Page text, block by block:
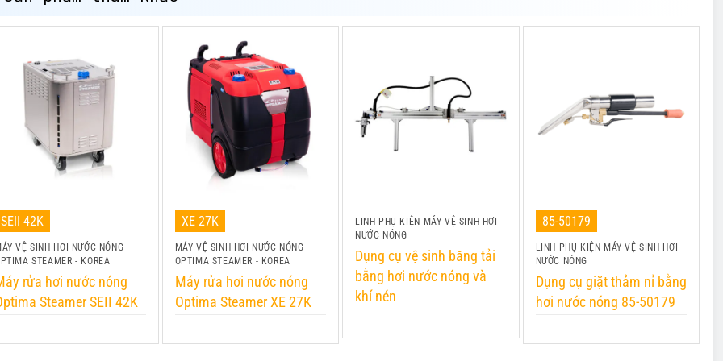
SEII 42K
VỆ SINH HƠI NƯỚC NÓNG
STEAMER - KOREA
rửa hơi nước nóng
Steamer SEII 42K
XE 27K
MÁY VỆ SINH HƠI NƯỚC NÓNG
OPTIMA STEAMER - KOREA
Máy rửa hơi nước nóng
Optima Steamer XE 27K
LINH PHỤ KIỆN MÁY VỆ SINH HƠI
NƯỚC NÓNG
Dụng cụ vệ sinh băng tải
bằng hơi nước nóng và
khí nén
85-50179
LINH PHỤ KIỆN MÁY VỆ SINH HƠI
NƯỚC NÓNG
Dụng cụ giặt thảm nỉ bằng
hơi nước nóng 85-50179